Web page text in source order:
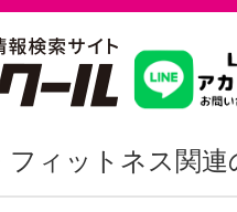
習いたいこ
フィットネス関